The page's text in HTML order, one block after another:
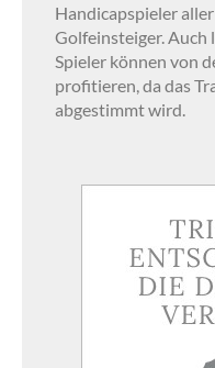
Handicapspieler
Golfeinsteiger. Auch
Spieler können von
profitieren, da das
abgestimmt wird.